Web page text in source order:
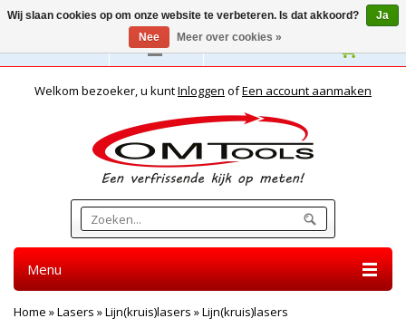
Nederlands
Welkom bezoeker, u kuntInloggen ofEen account aanmaken
Menu
Home »Lasers »Lijn(kruis)lasers »Lijn(kruis)lasers
Wij slaan cookies op om onze website te verbeteren. Is dat akkoord?
Ja
Nee
Meer over cookies »